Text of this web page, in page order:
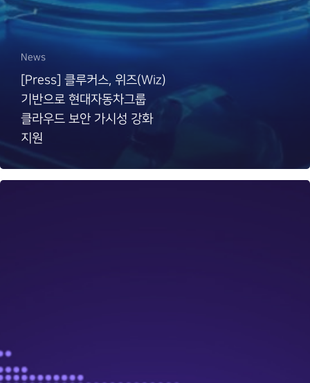
News
[Press] 클루커스, 위즈(Wiz)
기반으로 현대자동차그룹
클라우드 보안 가시성 강화
지원